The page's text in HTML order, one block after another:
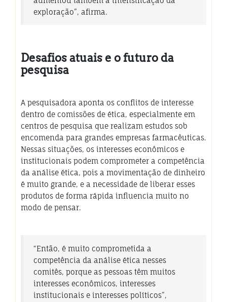
exploração”, afirma.
Desafios atuais e o futuro da
pesquisa
A pesquisadora aponta os conflitos de interesse
dentro de comissões de ética, especialmente em
centros de pesquisa que realizam estudos sob
encomenda para grandes empresas farmacêuticas.
Nessas situações, os interesses econômicos e
institucionais podem comprometer a competência
da análise ética, pois a movimentação de dinheiro
é muito grande, e a necessidade de liberar esses
produtos de forma rápida influencia muito no
modo de pensar.
“Então, é muito comprometida a
competência da análise ética nesses
comitês, porque as pessoas têm muitos
interesses econômicos, interesses
institucionais e interesses políticos”,